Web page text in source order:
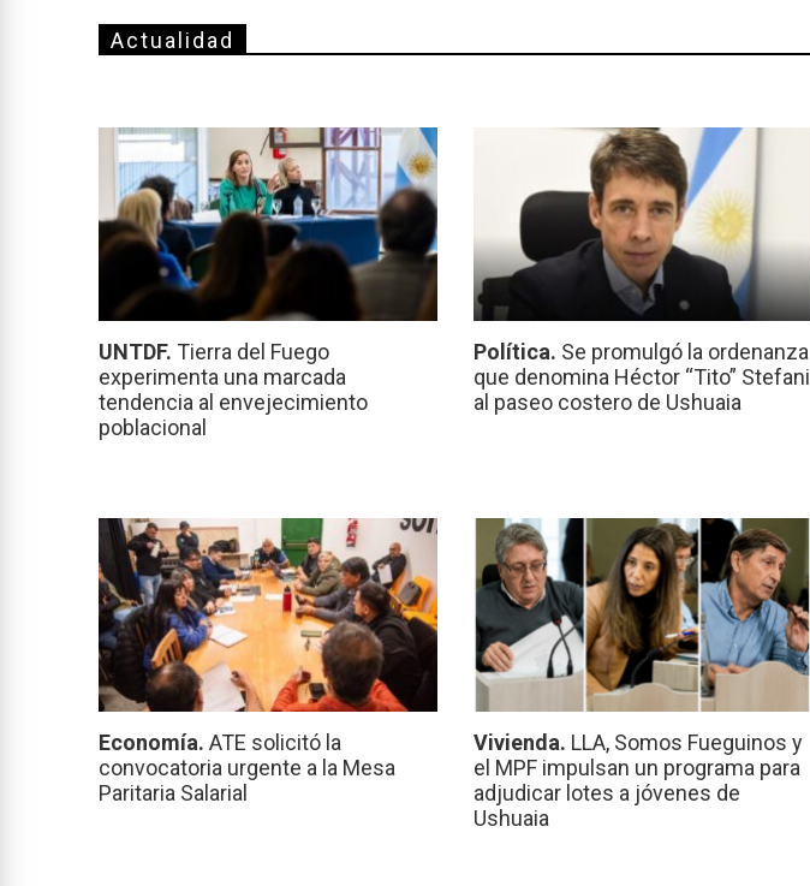
Actualidad
UNTDF. Tierra del Fuego
experimenta una marcada
tendencia al envejecimiento
poblacional
Política. Se promulgó la ordenanza
que denomina Héctor “Tito” Stefani
al paseo costero de Ushuaia
Economía. ATE solicitó la
convocatoria urgente a la Mesa
Paritaria Salarial
Vivienda. LLA, Somos Fueguinos y
el MPF impulsan un programa para
adjudicar lotes a jóvenes de
Ushuaia